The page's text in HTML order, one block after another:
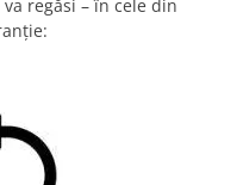
regăsi – în cele din